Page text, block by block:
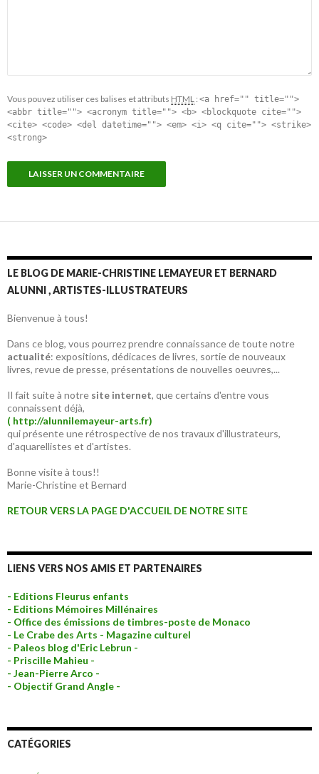
Vous pouvez utiliser ces balises et attributs HTML : <a href="" title="">
<abbr title=""> <acronym title=""> <b> <blockquote cite="">
<cite> <code> <del datetime=""> <em> <i> <q cite=""> <strike>
<strong>
LE BLOG DE MARIE-CHRISTINE LEMAYEUR ET BERNARD
ALUNNI , ARTISTES-ILLUSTRATEURS
Bienvenue à tous!
Dans ce blog, vous pourrez prendre connaissance de toute notre
actualité: expositions, dédicaces de livres, sortie de nouveaux
livres, revue de presse, présentations de nouvelles oeuvres,...
Il fait suite à notre site internet, que certains d'entre vous
connaissent déjà,
( http://alunnilemayeur-arts.fr)
qui présente une rétrospective de nos travaux d'illustrateurs,
d'aquarellistes et d'artistes.
Bonne visite à tous!!
Marie-Christine et Bernard
RETOUR VERS LA PAGE D'ACCUEIL DE NOTRE SITE
LIENS VERS NOS AMIS ET PARTENAIRES
- Editions Fleurus enfants
- Editions Mémoires Millénaires
- Office des émissions de timbres-poste de Monaco
- Le Crabe des Arts - Magazine culturel
- Paleos blog d'Eric Lebrun -
- Priscille Mahieu -
- Jean-Pierre Arco -
- Objectif Grand Angle -
CATÉGORIES